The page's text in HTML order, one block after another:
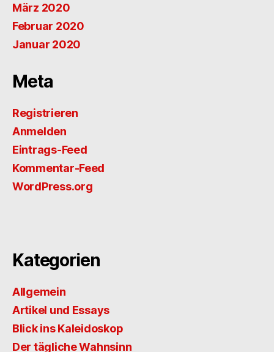
März 2020
Februar 2020
Januar 2020
Meta
Registrieren
Anmelden
Eintrags-Feed
Kommentar-Feed
WordPress.org
Kategorien
Allgemein
Artikel und Essays
Blick ins Kaleidoskop
Der tägliche Wahnsinn